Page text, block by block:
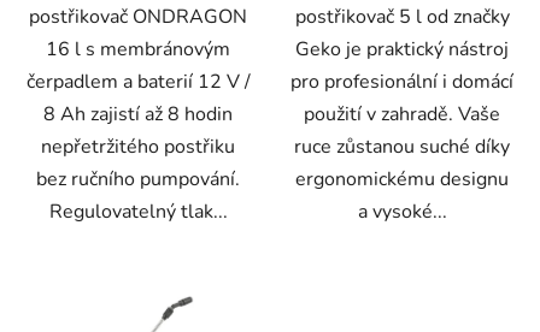
postřikovač ONDRAGON
16 l s membránovým
čerpadlem a baterií 12 V /
8 Ah zajistí až 8 hodin
nepřetržitého postřiku
bez ručního pumpování.
Regulovatelný tlak...
postřikovač 5 l od značky
Geko je praktický nástroj
pro profesionální i domácí
použití v zahradě. Vaše
ruce zůstanou suché díky
ergonomickému designu
a vysoké...